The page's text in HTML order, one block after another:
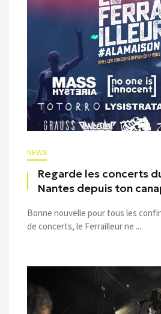
NEWS
Regarde les concerts
Nantes depuis ton
Bonne nouvelle pour tous les
de concerts, le Ferrailleur ne ...